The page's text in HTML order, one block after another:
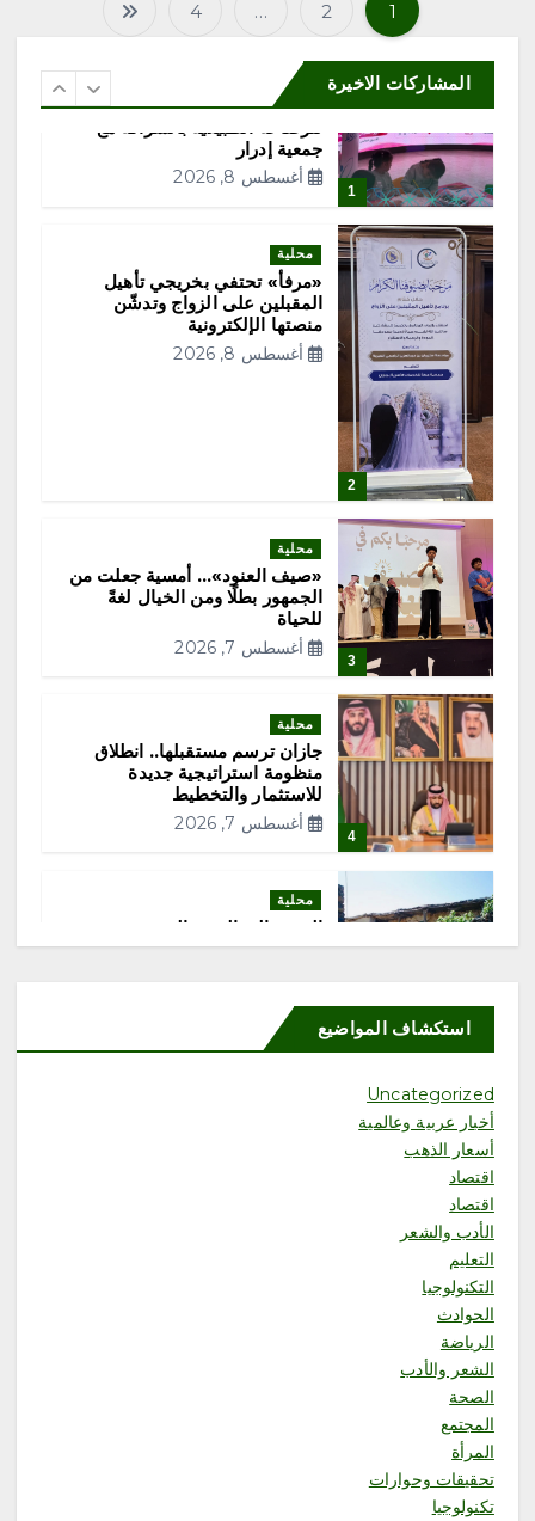
ت
ع
د
ص
ف
ا
ل
ق
ا
ا
1
2
…
4
المشاركات الاخيرة
1
جمعية نماء للخدمات الاجتماعية
تنفذ اليوم فعاليات الأسبوع العالمي
للرضاعة الطبيعية بالشراكة مع
جمعية إدرار
أغسطس 8, 2026
2
محلية
«مرفأ» تحتفي بخريجي تأهيل
المقبلين على الزواج وتدشّن
منصتها الإلكترونية
أغسطس 8, 2026
3
محلية
«صيف العنود»… أمسية جعلت من
الجمهور بطلًا ومن الخيال لغةً
للحياة
أغسطس 7, 2026
4
محلية
جازان ترسم مستقبلها.. انطلاق
منظومة استراتيجية جديدة
للاستثمار والتخطيط
أغسطس 7, 2026
محلية
الحنين إلى القرى القديمة.. حين
تشتاق الذاكرة إلى المكان
محلية
استكشاف المواضيع
Uncategorized
أخبار عربية وعالمية
أسعار الذهب
اقتصاد
اقتصاد
الأدب والشعر
التعليم
التكنولوجيا
الحوادث
الرياضة
الشعر والأدب
الصحة
المجتمع
المرأة
تحقيقات وحوارات
تكنولوجيا